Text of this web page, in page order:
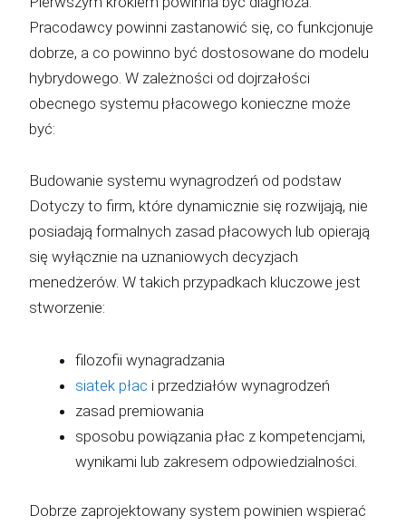
Pracodawcy powinni zastanowić się, co funkcjonuje
dobrze, a co powinno być dostosowane do modelu
hybrydowego. W zależności od dojrzałości
obecnego systemu płacowego konieczne może
być:
Budowanie systemu wynagrodzeń od podstaw
Dotyczy to firm, które dynamicznie się rozwijają, nie
posiadają formalnych zasad płacowych lub opierają
się wyłącznie na uznaniowych decyzjach
menedżerów. W takich przypadkach kluczowe jest
stworzenie:
filozofii wynagradzania
siatek płac i przedziałów wynagrodzeń
zasad premiowania
sposobu powiązania płac z kompetencjami,
wynikami lub zakresem odpowiedzialności.
Dobrze zaprojektowany system powinien wspierać